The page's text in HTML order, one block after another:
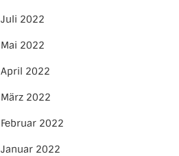
Juli 2022
Mai 2022
April 2022
März 2022
Februar 2022
Januar 2022